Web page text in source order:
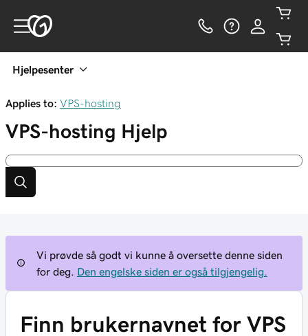
Hjelpesenter
Applies to: VPS-hosting
VPS-hosting Hjelp
Vi prøvde så godt vi kunne å oversette denne siden
for deg.
Den engelske siden er også tilgjengelig.
Finn brukernavnet for VPS